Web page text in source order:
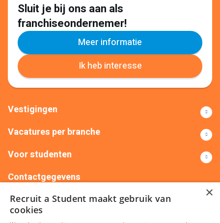
Sluit je bij ons aan als
franchiseondernemer!
Meer informatie
Ik heb interesse
Vestigingen
Vacatures per branche
Voor studenten
Contactgegevens
+31(0)88 522 00 76
info@recruitastudent.nl
Alle vestigingen
×
Recruit a Student maakt gebruik van
cookies